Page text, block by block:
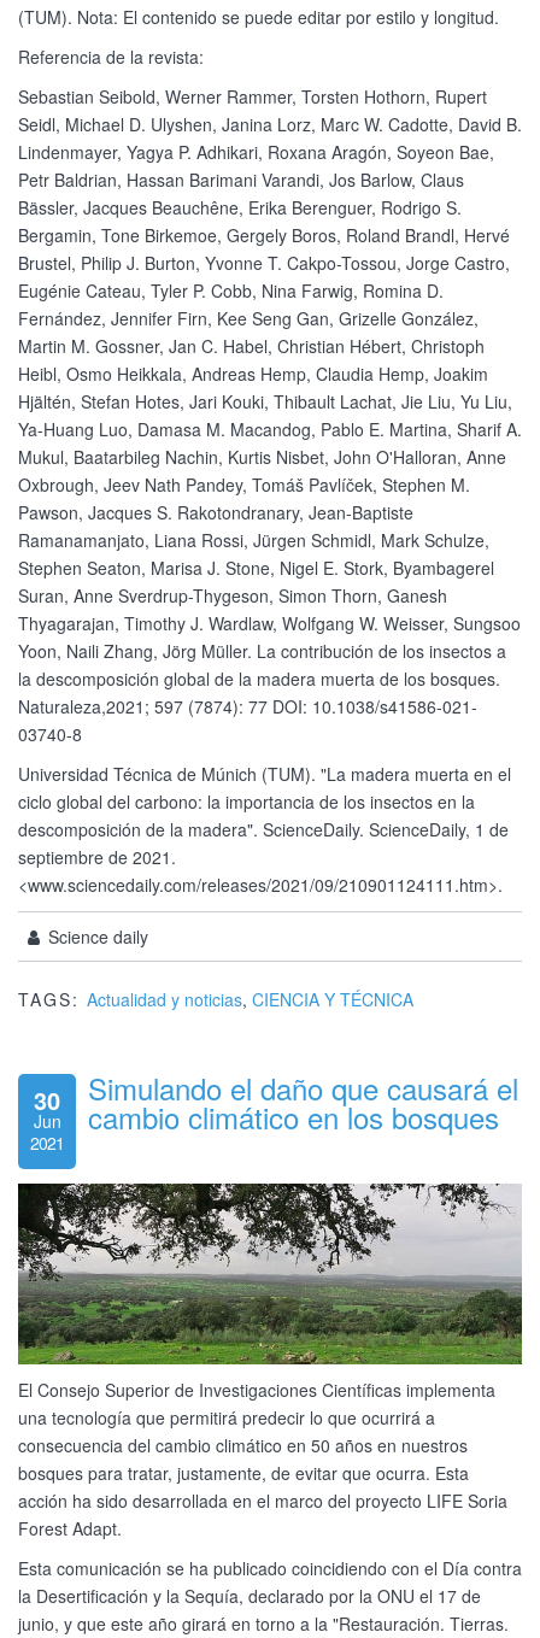
(TUM). Nota: El contenido se puede editar por estilo y longitud.
Referencia de la revista:
Sebastian Seibold, Werner Rammer, Torsten Hothorn, Rupert
Seidl, Michael D. Ulyshen, Janina Lorz, Marc W. Cadotte, David B.
Lindenmayer, Yagya P. Adhikari, Roxana Aragón, Soyeon Bae,
Petr Baldrian, Hassan Barimani Varandi, Jos Barlow, Claus
Bässler, Jacques Beauchêne, Erika Berenguer, Rodrigo S.
Bergamin, Tone Birkemoe, Gergely Boros, Roland Brandl, Hervé
Brustel, Philip J. Burton, Yvonne T. Cakpo-Tossou, Jorge Castro,
Eugénie Cateau, Tyler P. Cobb, Nina Farwig, Romina D.
Fernández, Jennifer Firn, Kee Seng Gan, Grizelle González,
Martin M. Gossner, Jan C. Habel, Christian Hébert, Christoph
Heibl, Osmo Heikkala, Andreas Hemp, Claudia Hemp, Joakim
Hjältén, Stefan Hotes, Jari Kouki, Thibault Lachat, Jie Liu, Yu Liu,
Ya-Huang Luo, Damasa M. Macandog, Pablo E. Martina, Sharif A.
Mukul, Baatarbileg Nachin, Kurtis Nisbet, John O'Halloran, Anne
Oxbrough, Jeev Nath Pandey, Tomáš Pavlíček, Stephen M.
Pawson, Jacques S. Rakotondranary, Jean-Baptiste
Ramanamanjato, Liana Rossi, Jürgen Schmidl, Mark Schulze,
Stephen Seaton, Marisa J. Stone, Nigel E. Stork, Byambagerel
Suran, Anne Sverdrup-Thygeson, Simon Thorn, Ganesh
Thyagarajan, Timothy J. Wardlaw, Wolfgang W. Weisser, Sungsoo
Yoon, Naili Zhang, Jörg Müller. La contribución de los insectos a
la descomposición global de la madera muerta de los bosques.
Naturaleza,2021; 597 (7874): 77 DOI: 10.1038/s41586-021-
03740-8
Universidad Técnica de Múnich (TUM). "La madera muerta en el
ciclo global del carbono: la importancia de los insectos en la
descomposición de la madera". ScienceDaily. ScienceDaily, 1 de
septiembre de 2021.
<www.sciencedaily.com/releases/2021/09/210901124111.htm>.
Science daily
TAGS: Actualidad y noticias, CIENCIA Y TÉCNICA
30
Jun
2021
Simulando el daño que causará el
cambio climático en los bosques
El Consejo Superior de Investigaciones Científicas implementa
una tecnología que permitirá predecir lo que ocurrirá a
consecuencia del cambio climático en 50 años en nuestros
bosques para tratar, justamente, de evitar que ocurra. Esta
acción ha sido desarrollada en el marco del proyecto LIFE Soria
Forest Adapt.
Esta comunicación se ha publicado coincidiendo con el Día contra
la Desertificación y la Sequía, declarado por la ONU el 17 de
junio, y que este año girará en torno a la "Restauración. Tierras.